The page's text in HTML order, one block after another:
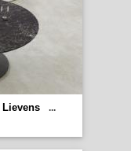
Lievens
...